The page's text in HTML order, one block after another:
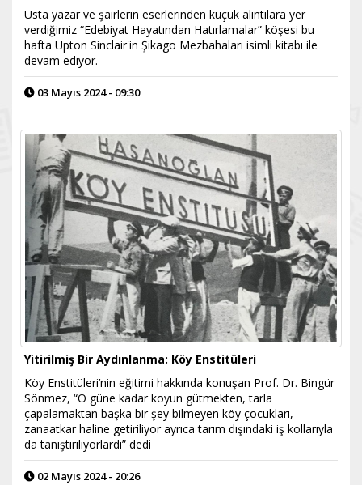
Usta yazar ve şairlerin eserlerinden küçük alıntılara yer
verdiğimiz “Edebiyat Hayatından Hatırlamalar” köşesi bu
hafta Upton Sinclair'in Şikago Mezbahaları isimli kitabı ile
devam ediyor.
03 Mayıs 2024 - 09:30
Yitirilmiş Bir Aydınlanma: Köy Enstitüleri
Köy Enstitüleri’nin eğitimi hakkında konuşan Prof. Dr. Bingür
Sönmez, “O güne kadar koyun gütmekten, tarla
çapalamaktan başka bir şey bilmeyen köy çocukları,
zanaatkar haline getiriliyor ayrıca tarım dışındaki iş kollarıyla
da tanıştırılıyorlardı” dedi
02 Mayıs 2024 - 20:26